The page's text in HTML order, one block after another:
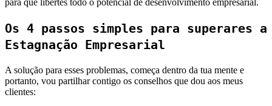
para que libertes todo o potencial de desenvolvimento empresarial.
Os 4 passos simples para superares a
Estagnação Empresarial
A solução para esses problemas, começa dentro da tua mente e
portanto, vou partilhar contigo os conselhos que dou aos meus
clientes: